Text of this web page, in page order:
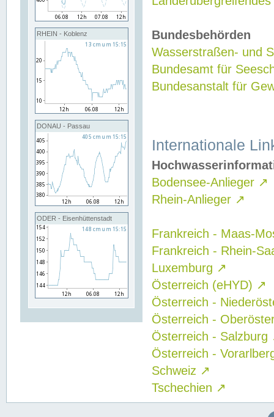
RHEIN - Koblenz
DONAU - Passau
ODER - Eisenhüttenstadt
Bundesbehörden
Wasserstraßen- und
Bundesamt für
Bundesanstalt für
Internationale
Bodensee-Anlieger ↗
Rhein-Anlieger ↗
Frankreich - Maas-
Frankreich - Rhein-
Luxemburg ↗
Österreich (eHYD) ↗
Österreich -
Österreich -
Österreich - Salzburg
Österreich -
Schweiz ↗
Tschechien ↗